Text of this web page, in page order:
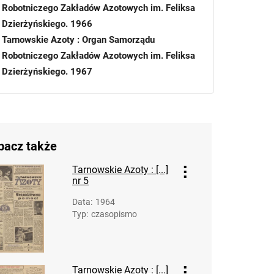
Robotniczego Zakładów Azotowych im. Feliksa
Dzierżyńskiego. 1966
Tarnowskie Azoty : Organ Samorządu
Robotniczego Zakładów Azotowych im. Feliksa
Dzierżyńskiego. 1967
Robotniczego Zakładów Azotowych im.
Feliksa Dzierżyńskiego. 1968, nr 1
Tarnowskie Azoty : Organ Samorządu
Robotniczego Zakładów Azotowych im.
Feliksa Dzierżyńskiego. 1968, nr 2
Tarnowskie Azoty : Organ Samorządu
Robotniczego Zakładów Azotowych im.
Feliksa Dzierżyńskiego. 1968, nr 3
także
Tarnowskie Azoty : [...]
nr 5
Data: 1964
Typ: czasopismo
Tarnowskie Azoty : [...]